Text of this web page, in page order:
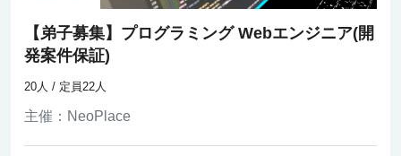
【弟子募集】プログラミング Webエンジニア(開
発案件保証)
主催： NeoPlace
20人 / 定員22人